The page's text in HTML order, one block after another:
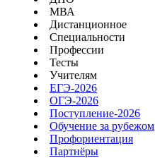
МВА
Дистанционное
Специальности
Профессии
Тесты
Учителям
ЕГЭ-2026
ОГЭ-2026
Поступление-2026
Обучение за рубежом
Профориентация
Партнёры